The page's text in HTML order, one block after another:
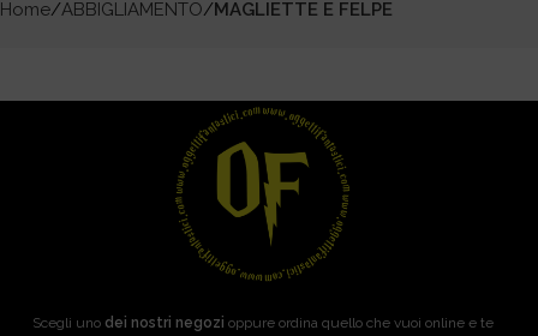
Home ABBIGLIAMENTO MAGLIETTE E FELPE
Scegli uno dei nostri negozi oppure ordina quello che vuoi online e te